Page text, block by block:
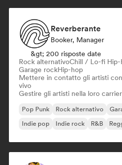
Reverberante
Booker, Manager
&gt; 200 risposte date
Rock alternativoChill / Lo-fi Hip-
Garage rockHip-hop
Mettere in contatto gli artisti
vivo
Gestire gli artisti nella loro
Pop Punk Rock alternativo
Indie pop
Indie rock R&B